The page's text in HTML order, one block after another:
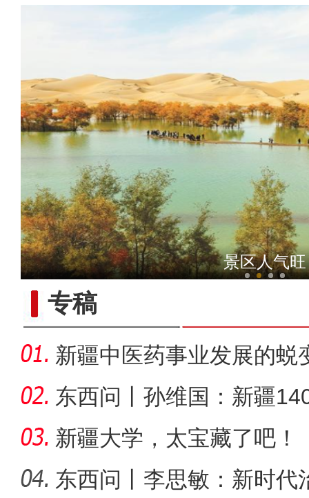
【与你为邻】吉国马戏表演
景区人气旺
专稿
新疆中医药事业发展的蜕
东西问丨孙维国：新疆
了什么？
新疆大学，太宝藏了吧！
东西问丨李思敏：新时代